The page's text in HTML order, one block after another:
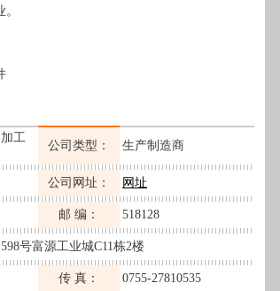
工
公司类型： 生产制造商
公司网址： 网址
邮 编： 518128
号富源工业城C11栋2楼
传 真： 0755-27810535